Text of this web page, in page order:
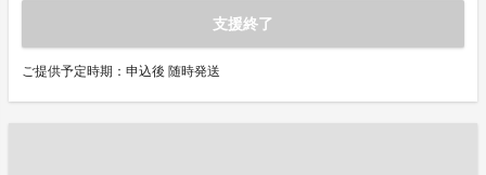
支援終了
ご提供予定時期：申込後 随時発送